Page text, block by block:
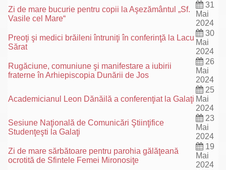
Zi de mare bucurie pentru copii la Aşezământul „Sf.
Vasile cel Mare“
31
Mai
2024
Preoţi şi medici brăileni întruniţi în conferinţă la Lacu
Sărat
30
Mai
2024
Rugăciune, comuniune şi manifestare a iubirii
fraterne în Arhiepiscopia Dunării de Jos
26
Mai
2024
Academicianul Leon Dănăilă a conferenţiat la Galaţi
25
Mai
2024
Sesiune Naţională de Comunicări Ştiinţifice
Studenţeşti la Galaţi
23
Mai
2024
Zi de mare sărbătoare pentru parohia gălăţeană
ocrotită de Sfintele Femei Mironosiţe
19
Mai
2024